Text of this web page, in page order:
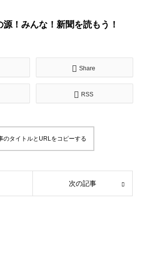
！みんな！新聞を読もう！
Share
RSS
のタイトルとURLをコピーする
次の記事